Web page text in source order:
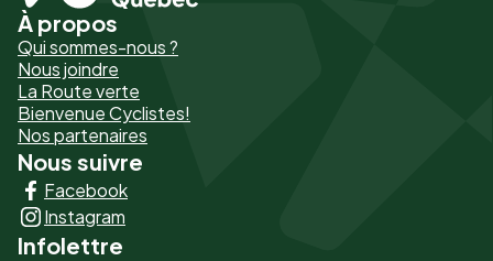
Pied
de
page
-
Liens
principaux
À propos
Qui sommes-nous ?
Nous joindre
La Route verte
Bienvenue Cyclistes!
Nos partenaires
Nous suivre
Facebook
Instagram
Infolettre